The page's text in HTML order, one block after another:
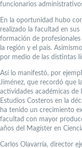
funcionarios
En la oportunidad hubo
realizado la facultad en
formación de
la región y el país.
por medio de las distintas
Así lo manifestó, por
Jiménez, que recordó que
actividades académicas de
Estudios Costeros en la
ha tenido un crecimiento
facultad con mayor
años del Magíster en
Carlos Olavarría, director